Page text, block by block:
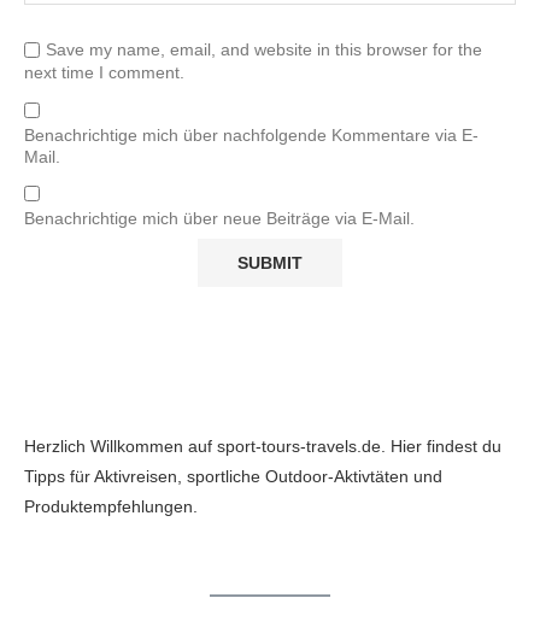
Save my name, email, and website in this browser for the
next time I comment.
Benachrichtige mich über nachfolgende Kommentare via E-
Mail.
Benachrichtige mich über neue Beiträge via E-Mail.
Herzlich Willkommen auf sport-tours-travels.de. Hier findest du
Tipps für Aktivreisen, sportliche Outdoor-Aktivtäten und
Produktempfehlungen.